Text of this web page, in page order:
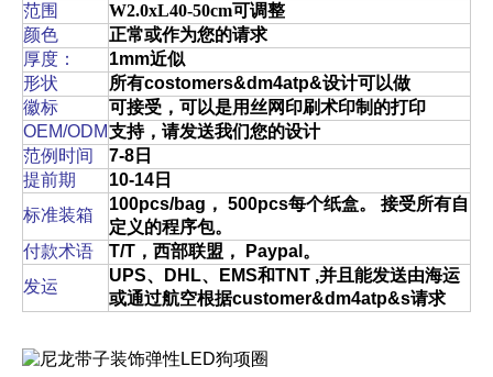
范围
W2.0xL40-50cm可调整
颜色
正常或作为您的请求
厚度：
1mm近似
形状
所有costomers&dm4atp&设计可以做
徽标
可接受，可以是用丝网印刷术印制的打印
OEM/ODM支持，请发送我们您的设计
范例时间
7-8日
提前期
10-14日
标准装箱
100pcs/bag， 500pcs每个纸盒。 接受所有自
定义的程序包。
付款术语
T/T，西部联盟， Paypal。
发运
UPS、DHL、EMS和TNT ,并且能发送由海运
或通过航空根据customer&dm4atp&s请求